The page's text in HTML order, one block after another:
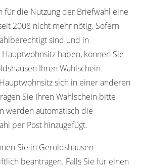
für die Nutzung der Briefwahl eine
2008 nicht mehr nötig. Sofern
sind und in
haben, können Sie
Ihren Wahlschein
sich in einer anderen
Sie Ihren Wahlschein bitte
werden automatisch die
per Post hinzugefügt.
Sie in Geroldshausen
beantragen. Falls Sie für einen